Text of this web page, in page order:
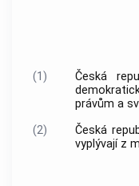
(1)
Česká
právům a
(2)
Česká
vyplývají z